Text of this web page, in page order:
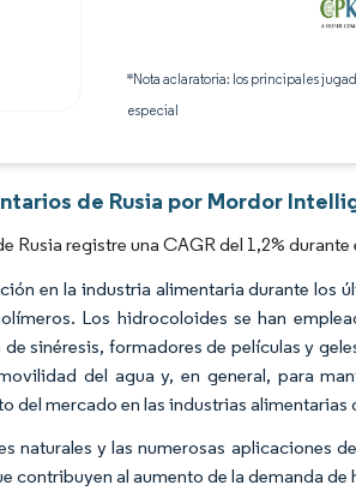
*Nota aclaratoria: los principales
especial
de Rusia por Mordor
Rusia registre una CAGR del 1,2%
en la industria alimentaria durante los
Los hidrocoloides se han
sinéresis, formadores de películas y
del agua y, en general, para
del mercado en las industrias alimentarias
naturales y las numerosas aplicaciones
contribuyen al aumento de la demanda